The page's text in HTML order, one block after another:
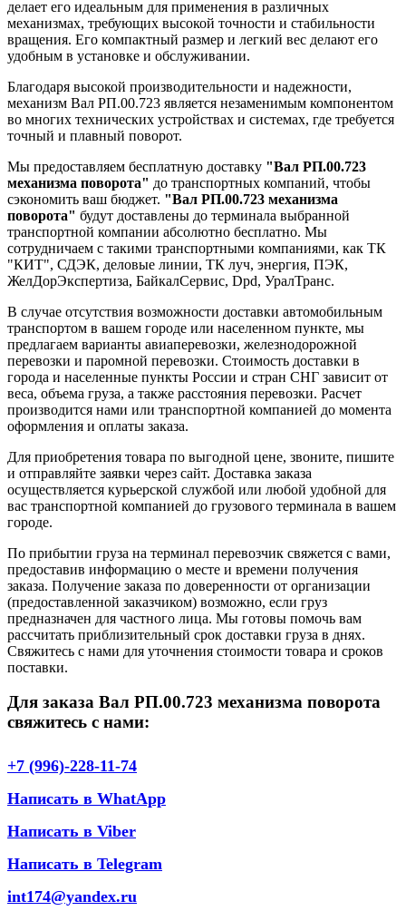
делает его идеальным для применения в различных
механизмах, требующих высокой точности и стабильности
вращения. Его компактный размер и легкий вес делают его
удобным в установке и обслуживании.
Благодаря высокой производительности и надежности,
механизм Вал РП.00.723 является незаменимым компонентом
во многих технических устройствах и системах, где требуется
точный и плавный поворот.
Мы предоставляем бесплатную доставку "Вал РП.00.723
механизма поворота" до транспортных компаний, чтобы
сэкономить ваш бюджет. "Вал РП.00.723 механизма
поворота" будут доставлены до терминала выбранной
транспортной компании абсолютно бесплатно. Мы
сотрудничаем с такими транспортными компаниями, как ТК
"КИТ", СДЭК, деловые линии, ТК луч, энергия, ПЭК,
ЖелДорЭкспертиза, БайкалСервис, Dpd, УралТранс.
В случае отсутствия возможности доставки автомобильным
транспортом в вашем городе или населенном пункте, мы
предлагаем варианты авиаперевозки, железнодорожной
перевозки и паромной перевозки. Стоимость доставки в
города и населенные пункты России и стран СНГ зависит от
веса, объема груза, а также расстояния перевозки. Расчет
производится нами или транспортной компанией до момента
оформления и оплаты заказа.
Для приобретения товара по выгодной цене, звоните, пишите
и отправляйте заявки через сайт. Доставка заказа
осуществляется курьерской службой или любой удобной для
вас транспортной компанией до грузового терминала в вашем
городе.
По прибытии груза на терминал перевозчик свяжется с вами,
предоставив информацию о месте и времени получения
заказа. Получение заказа по доверенности от организации
(предоставленной заказчиком) возможно, если груз
предназначен для частного лица. Мы готовы помочь вам
рассчитать приблизительный срок доставки груза в днях.
Свяжитесь с нами для уточнения стоимости товара и сроков
поставки.
Для заказа Вал РП.00.723 механизма поворота
свяжитесь с нами:
+7 (996)-228-11-74
Написать в WhatApp
Написать в Viber
Написать в Telegram
int174@yandex.ru